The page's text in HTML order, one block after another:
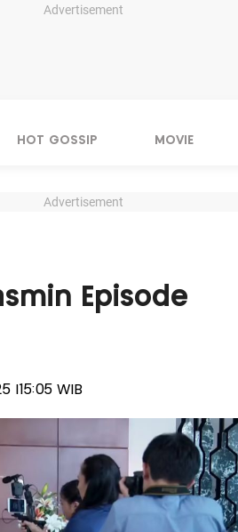
Advertisement
HOT GOSSIP MOVIE
Advertisement
Episode
|15:05 WIB